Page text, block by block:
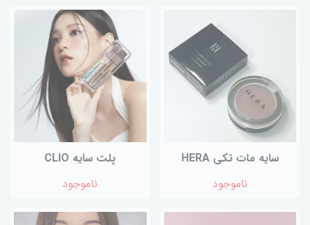
سایه مات تکی HERA
ناموجود
پلت سایه CLIO
ناموجود